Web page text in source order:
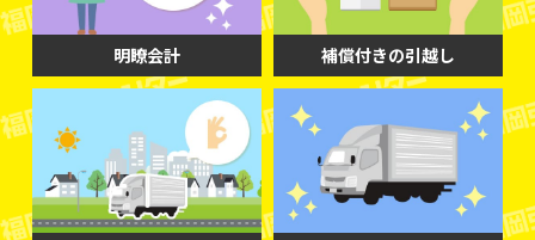
明瞭会計 補償付きの引越し